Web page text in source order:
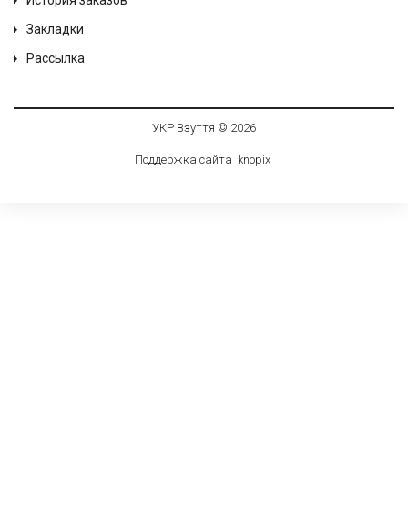
Закладки
Рассылка
УКР Взуття © 2026
Поддержка сайта knopix